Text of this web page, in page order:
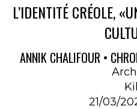
L’IDENTITÉ CRÉOLE,
ANNIK CHALIFOUR •
21/03/